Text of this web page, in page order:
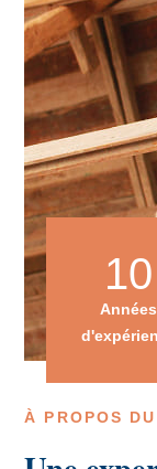
À PROPOS
10
Années